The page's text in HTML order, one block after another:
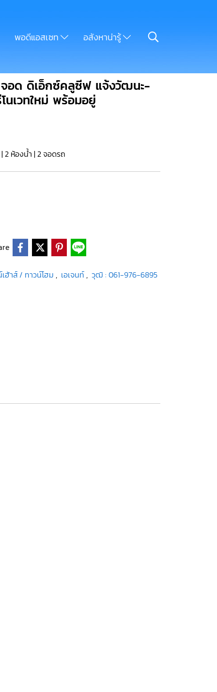
พอดีแอสเซท อสังหาน่ารู้
อด ดิเอ็กซ์คลูซีฟ แจ้งวัฒนะ-
เวทใหม่ พร้อมอยู่
2 ห้องน้ำ | 2 จอดรถ
ฮ้าส์ / ทาวน์โฮม , เอเจนท์ , วุฒิ : 061-976-6895